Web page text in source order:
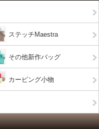
ステッチMaestra
その他新作バッグ
カービング小物